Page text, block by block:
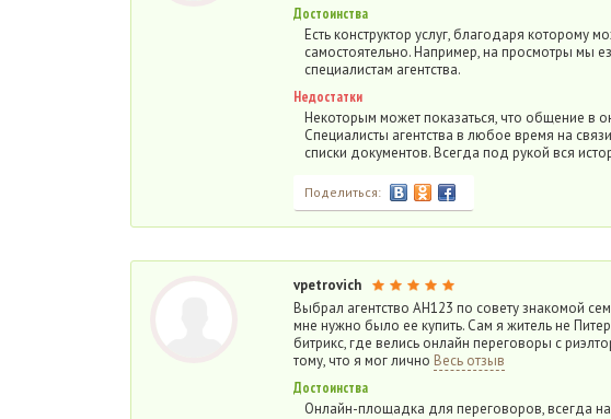
Достоинства
Есть конструктор услуг, благодаря которому
самостоятельно. Например, на просмотры мы
специалистам агентства.
Недостатки
Некоторым может показаться, что общение в
Специалисты агентства в любое время на
списки документов. Всегда под рукой вся
Поделиться:
vpetrovich
Выбрал агентство АН123 по совету знакомой
мне нужно было ее купить. Сам я житель не
битрикс, где велись онлайн переговоры с
тому, что я мог лично Весь отзыв
Достоинства
Онлайн-площадка для переговоров, всегда на